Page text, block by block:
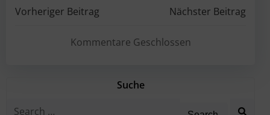
Post
navigation
Vorheriger Beitrag
Post
navigation
Nächster Beitrag
Kommentare Geschlossen
Suche
Search